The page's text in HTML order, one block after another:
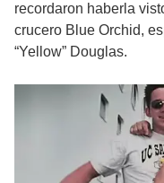
recordaron haberla
crucero Blue Orchid,
“Yellow” Douglas.